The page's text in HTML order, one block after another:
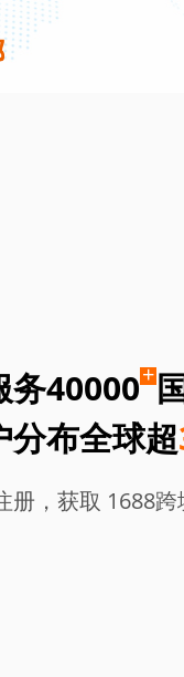
务40000+
分布全球超
册，获取 1688